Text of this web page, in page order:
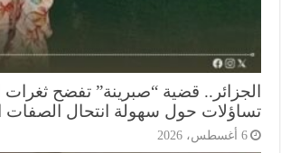
قضية “صبرينة” تفضح ثغرات
حول سهولة انتحال الصفات